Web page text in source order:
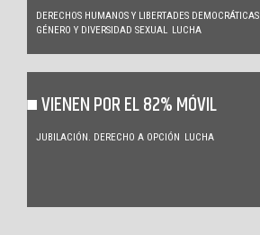
DERECHOS HUMANOS Y LIBERTADES DEMOCRÁTICAS
GÉNERO Y DIVERSIDAD SEXUAL LUCHA
VIENEN POR EL 82% MÓVIL
JUBILACIÓN. DERECHO A OPCIÓN LUCHA